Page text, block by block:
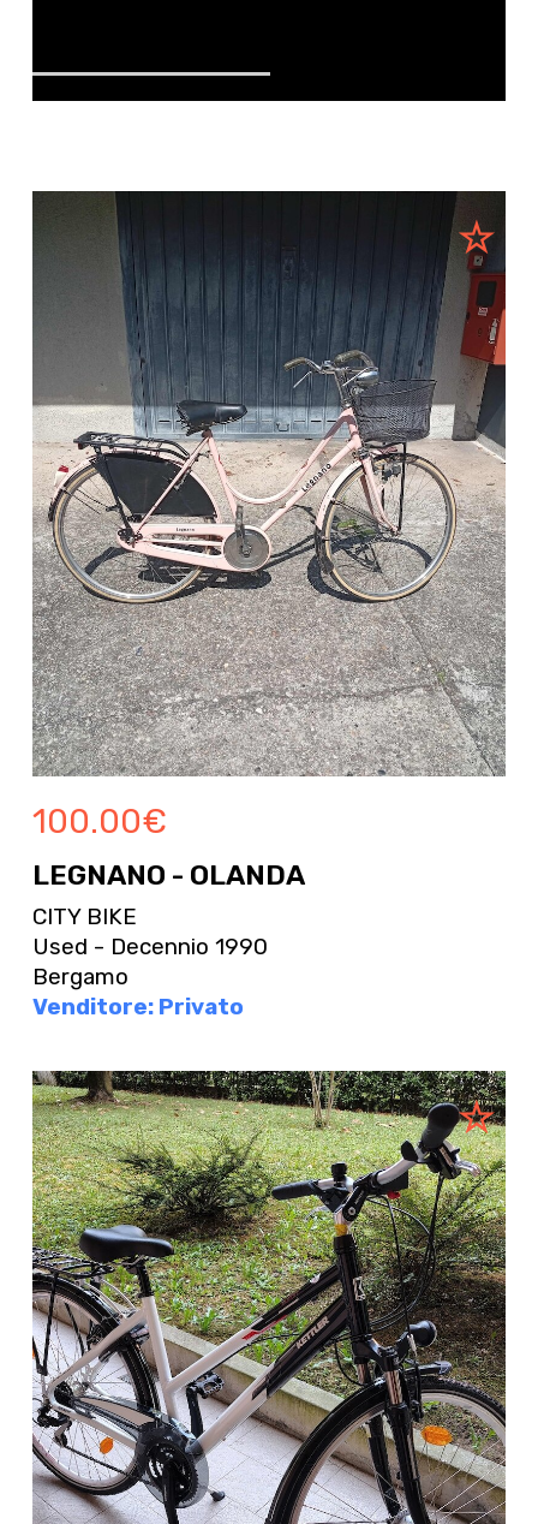
100.00€
LEGNANO - OLANDA
CITY BIKE
Used - Decennio 1990
Bergamo
Venditore: Privato